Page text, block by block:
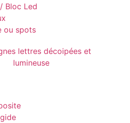
Bloc Led
ou spots